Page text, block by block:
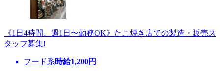
《1日4時間、週1日〜勤務OK》たこ焼き店での製造・販売ス
タッフ募集!
フード系時給1,200円